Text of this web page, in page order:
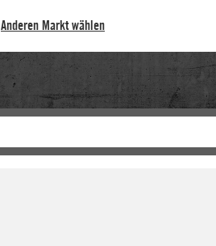
Anderen Markt wählen